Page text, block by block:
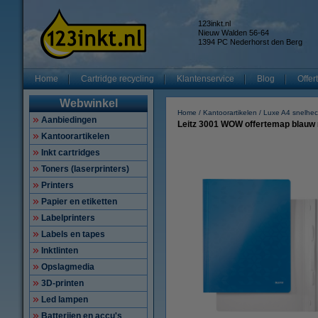
123inkt.nl
Nieuw Walden 56-64
1394 PC Nederhorst den Berg
Home Cartridge recycling Klantenservice Blog
Webwinkel
Aanbiedingen
Kantoorartikelen
Inkt cartridges
Toners (laserprinters)
Printers
Papier en etiketten
Labelprinters
Labels en tapes
Inktlinten
Opslagmedia
3D-printen
Led lampen
Batterijen en accu's
Home Kantoorartikelen Luxe A4
Leitz 3001 WOW offertemap